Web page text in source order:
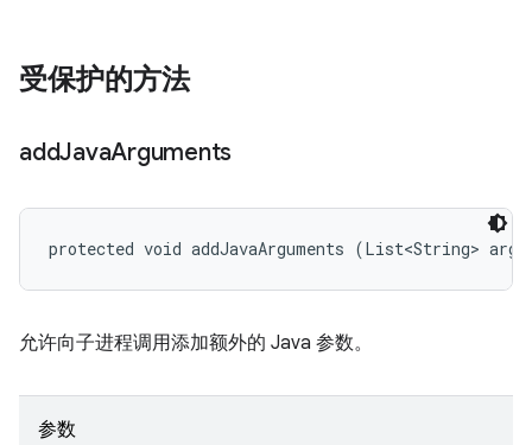
受保护的方法
addJavaArguments
protected void addJavaArguments (List<String>
允许向子进程调用添加额外的 Java 参数。
参数